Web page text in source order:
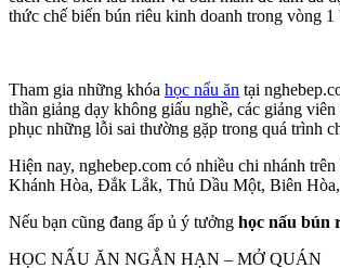
thức chế biến bún riêu kinh doanh trong vòng 1
Tham gia những khóa học nấu ăn tại
thần giảng dạy không giấu nghề, các giảng
phục những lỗi sai thường gặp trong quá trình
Hiện nay, nghebep.com có nhiều chi nhánh
Khánh Hòa, Đắk Lắk, Thủ Dầu Một, Biên
Nếu bạn cũng đang ấp ủ ý tưởng học nấu bún
HỌC NẤU ĂN NGẮN HẠN – MỞ QUÁN